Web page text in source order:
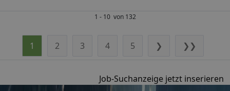
1 - 10 von 132
1 2 3 4 5 ❯ ❯❯
Job-Suchanzeige jetzt inserieren